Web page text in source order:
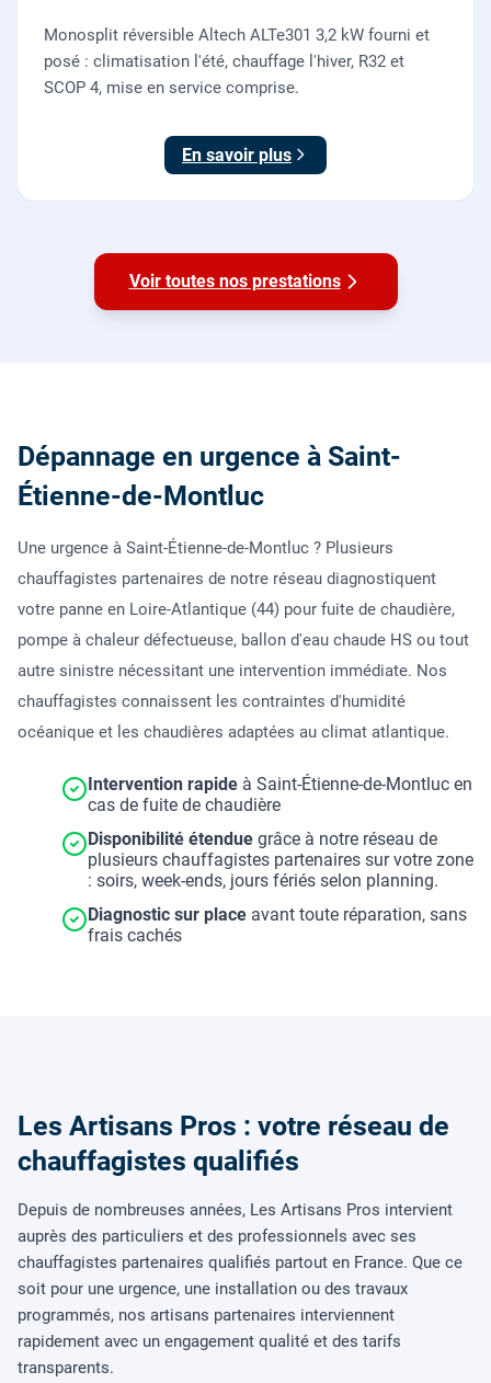
Monosplit réversible Altech ALTe301 3,2 kW fourni et
posé : climatisation l'été, chauffage l'hiver, R32 et
SCOP 4, mise en service comprise.
En savoir plus
Voir toutes nos prestations
Dépannage en urgence à Saint-
Étienne-de-Montluc
Une urgence à Saint-Étienne-de-Montluc ? Plusieurs
chauffagistes partenaires de notre réseau diagnostiquent
votre panne en Loire-Atlantique (44) pour fuite de chaudière,
pompe à chaleur défectueuse, ballon d'eau chaude HS ou tout
autre sinistre nécessitant une intervention immédiate. Nos
chauffagistes connaissent les contraintes d'humidité
océanique et les chaudières adaptées au climat atlantique.
Intervention rapide à Saint-Étienne-de-Montluc en
cas de fuite de chaudière
Disponibilité étendue grâce à notre réseau de
plusieurs chauffagistes partenaires sur votre zone
: soirs, week-ends, jours fériés selon planning.
Diagnostic sur place avant toute réparation, sans
frais cachés
Les Artisans Pros : votre réseau de
chauffagistes qualifiés
Depuis de nombreuses années, Les Artisans Pros intervient
auprès des particuliers et des professionnels avec ses
chauffagistes partenaires qualifiés partout en France. Que ce
soit pour une urgence, une installation ou des travaux
programmés, nos artisans partenaires interviennent
rapidement avec un engagement qualité et des tarifs
transparents.